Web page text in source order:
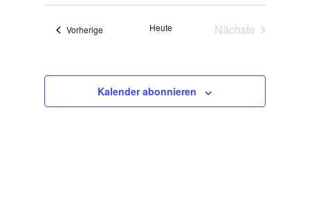
Vorherige Veranstaltungen
Heute
Nächste
Kalender abonnieren